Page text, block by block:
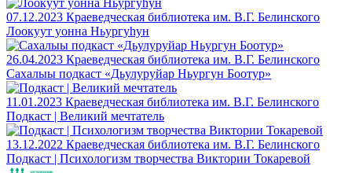
07.12.2023 Краеведческая библиотека им. В.Г. Белинского
Лоокуут уонна Ньургуһун
26.04.2023 Краеведческая библиотека им. В.Г. Белинского
Сахалыы подкаст «Дьулуруйар Ньургун Боотур»
11.01.2023 Краеведческая библиотека им. В.Г. Белинского
Подкаст | Великий мечтатель
13.12.2022 Краеведческая библиотека им. В.Г. Белинского
Подкаст | Психологизм творчества Виктории Токаревой